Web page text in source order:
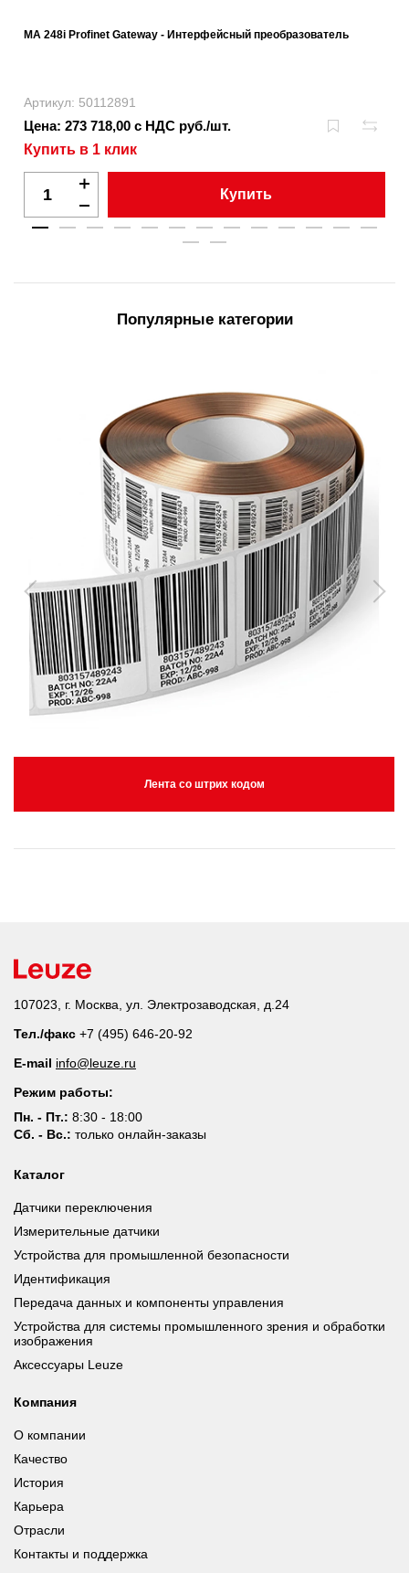
MA 248i Profinet Gateway - Интерфейсный преобразователь
Артикул: 50112891
Цена: 273 718,00 с НДС руб./шт.
Купить в 1 клик
Купить
Популярные категории
Лента со штрих кодом
107023, г. Москва, ул. Электрозаводская, д.24
Тел./факс +7 (495) 646-20-92
E-mail info@leuze.ru
Режим работы:
Пн. - Пт.: 8:30 - 18:00
Сб. - Вс.: только онлайн-заказы
Каталог
Датчики переключения
Измерительные датчики
Устройства для промышленной безопасности
Идентификация
Передача данных и компоненты управления
Устройства для системы промышленного зрения и обработки
изображения
Аксессуары Leuze
Компания
О компании
Качество
История
Карьера
Отрасли
Контакты и поддержка